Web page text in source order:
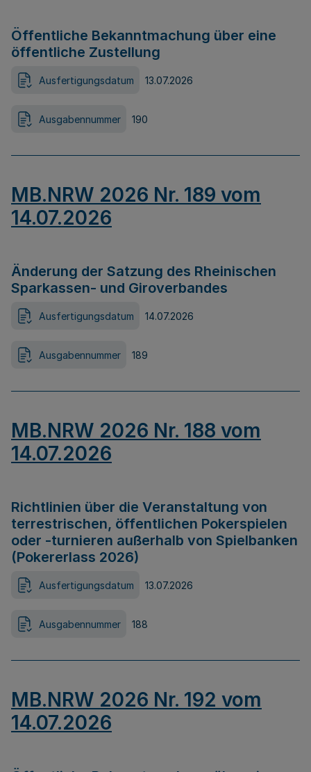
Öffentliche Bekanntmachung über eine
öffentliche Zustellung
Ausfertigungsdatum 13.07.2026
Ausgabennummer 190
MB.NRW 2026 Nr. 189 vom
14.07.2026
Änderung der Satzung des Rheinischen
Sparkassen- und Giroverbandes
Ausfertigungsdatum 14.07.2026
Ausgabennummer 189
MB.NRW 2026 Nr. 188 vom
14.07.2026
Richtlinien über die Veranstaltung von
terrestrischen, öffentlichen Pokerspielen
oder -turnieren außerhalb von Spielbanken
(Pokererlass 2026)
Ausfertigungsdatum 13.07.2026
Ausgabennummer 188
MB.NRW 2026 Nr. 192 vom
14.07.2026